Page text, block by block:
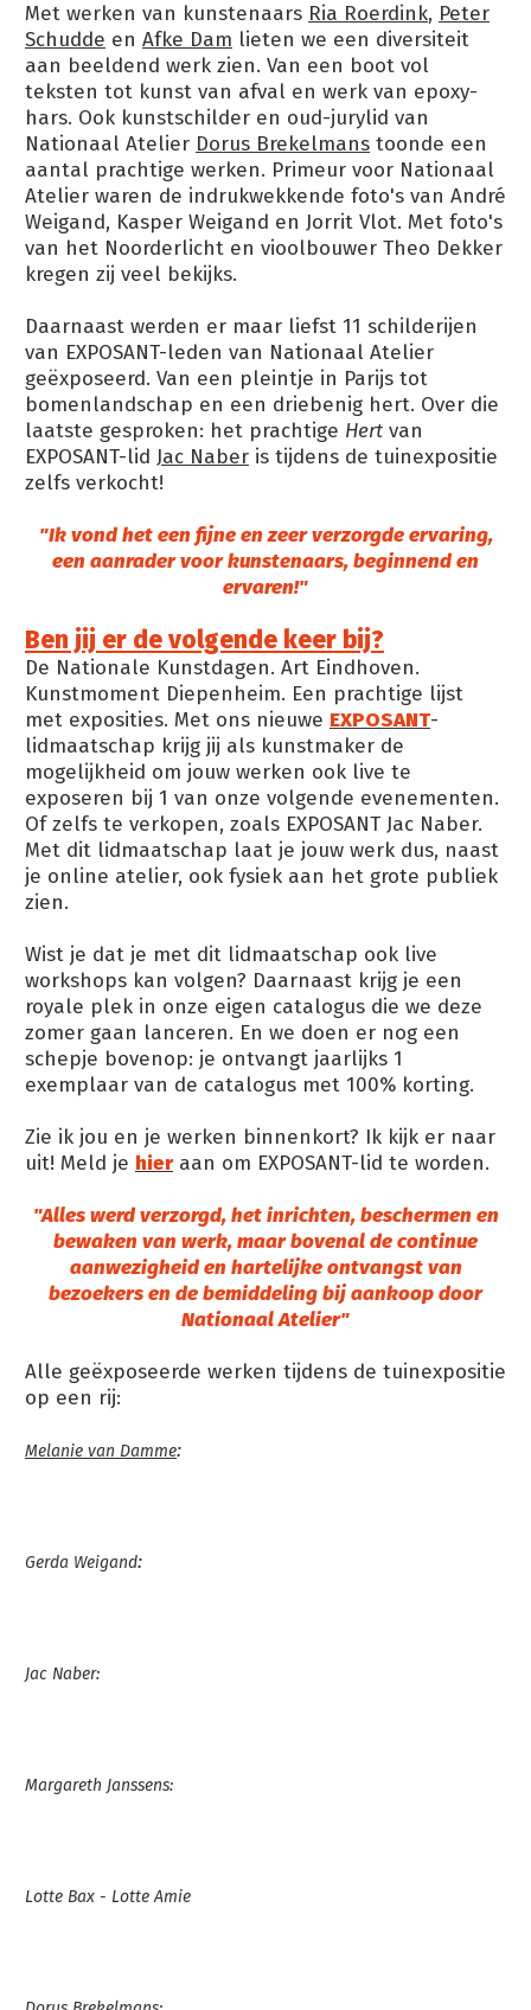
Met werken van kunstenaars Ria Roerdink, Peter
Schudde en Afke Dam lieten we een diversiteit
aan beeldend werk zien. Van een boot vol
teksten tot kunst van afval en werk van epoxy-
hars. Ook kunstschilder en oud-jurylid van
Nationaal Atelier Dorus Brekelmans toonde een
aantal prachtige werken. Primeur voor Nationaal
Atelier waren de indrukwekkende foto's van André
Weigand, Kasper Weigand en Jorrit Vlot. Met foto's
van het Noorderlicht en vioolbouwer Theo Dekker
kregen zij veel bekijks.
Daarnaast werden er maar liefst 11 schilderijen
van EXPOSANT-leden van Nationaal Atelier
geëxposeerd. Van een pleintje in Parijs tot
bomenlandschap en een driebenig hert. Over die
laatste gesproken: het prachtige Hert van
EXPOSANT-lid Jac Naber is tijdens de tuinexpositie
zelfs verkocht!
"Ik vond het een fijne en zeer verzorgde ervaring,
een aanrader voor kunstenaars, beginnend en
ervaren!"
Ben jij er de volgende keer bij?
De Nationale Kunstdagen. Art Eindhoven.
Kunstmoment Diepenheim. Een prachtige lijst
met exposities. Met ons nieuwe EXPOSANT-
lidmaatschap krijg jij als kunstmaker de
mogelijkheid om jouw werken ook live te
exposeren bij 1 van onze volgende evenementen.
Of zelfs te verkopen, zoals EXPOSANT Jac Naber.
Met dit lidmaatschap laat je jouw werk dus, naast
je online atelier, ook fysiek aan het grote publiek
zien.
Wist je dat je met dit lidmaatschap ook live
workshops kan volgen? Daarnaast krijg je een
royale plek in onze eigen catalogus die we deze
zomer gaan lanceren. En we doen er nog een
schepje bovenop: je ontvangt jaarlijks 1
exemplaar van de catalogus met 100% korting.
Zie ik jou en je werken binnenkort? Ik kijk er naar
uit! Meld je hieraan om EXPOSANT-lid te worden.
"Alles werd verzorgd, het inrichten, beschermen en
bewaken van werk, maar bovenal de continue
aanwezigheid en hartelijke ontvangst van
bezoekers en de bemiddeling bij aankoop door
Nationaal Atelier"
Alle geëxposeerde werken tijdens de tuinexpositie
op een rij:
Melanie van Damme:
Gerda Weigand:
Jac Naber:
Margareth Janssens:
Lotte Bax - Lotte Amie